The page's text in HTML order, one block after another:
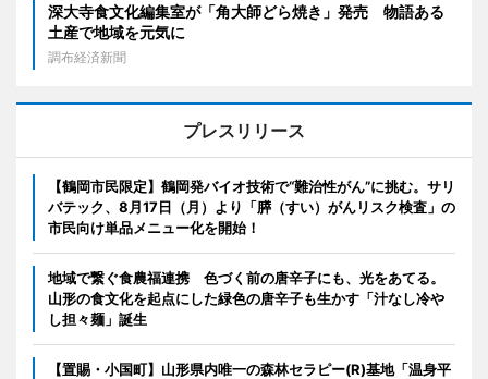
深大寺食文化編集室が「角大師どら焼き」発売 物語ある
土産で地域を元気に
調布経済新聞
プレスリリース
【鶴岡市民限定】鶴岡発バイオ技術で“難治性がん”に挑む。サリ
バテック、8月17日（月）より「膵（すい）がんリスク検査」の
市民向け単品メニュー化を開始！
地域で繋ぐ食農福連携 色づく前の唐辛子にも、光をあてる。
山形の食文化を起点にした緑色の唐辛子も生かす「汁なし冷や
し担々麺」誕生
【置賜・小国町】山形県内唯一の森林セラピー(R)基地「温身平